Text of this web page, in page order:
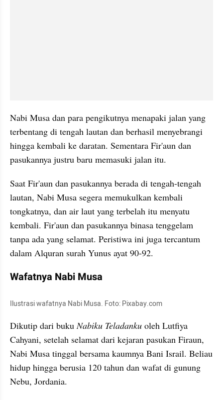
Nabi Musa dan para pengikutnya menapaki jalan yang
terbentang di tengah lautan dan berhasil menyebrangi
hingga kembali ke daratan. Sementara Fir'aun dan
pasukannya justru baru memasuki jalan itu.
Saat Fir'aun dan pasukannya berada di tengah-tengah
lautan, Nabi Musa segera memukulkan kembali
tongkatnya, dan air laut yang terbelah itu menyatu
kembali. Fir'aun dan pasukannya binasa tenggelam
tanpa ada yang selamat. Peristiwa ini juga tercantum
dalam Alquran surah Yunus ayat 90-92.
Wafatnya Nabi Musa
Ilustrasi wafatnya Nabi Musa. Foto: Pixabay.com
Dikutip dari buku Nabiku Teladanku oleh Lutfiya
Cahyani, setelah selamat dari kejaran pasukan Firaun,
Nabi Musa tinggal bersama kaumnya Bani Israil. Beliau
hidup hingga berusia 120 tahun dan wafat di gunung
Nebu, Jordania.